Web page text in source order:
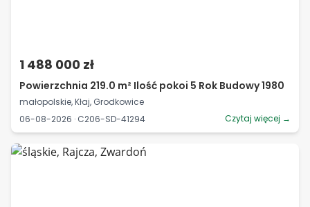
1 488 000 zł
Powierzchnia 219.0 m² Ilość pokoi 5 Rok Budowy 1980
małopolskie, Kłaj, Grodkowice
06-08-2026 · C206-SD-41294
Czytaj więcej →